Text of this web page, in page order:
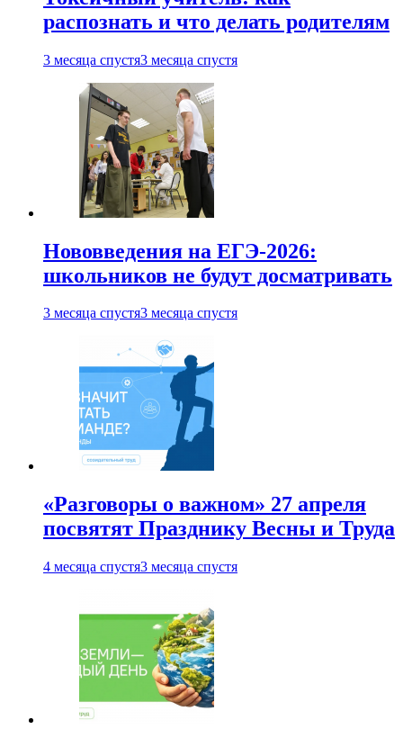
распознать и что делать родителям
3 месяца спустя3 месяца спустя
Нововведения на ЕГЭ-2026:
школьников не будут досматривать
3 месяца спустя3 месяца спустя
«Разговоры о важном» 27 апреля
посвятят Празднику Весны и Труда
4 месяца спустя3 месяца спустя